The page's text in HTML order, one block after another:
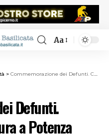
Aa
> Commemorazione dei Defunti. Cerimonia in Questura a Potenza
Defunti.
a Potenza